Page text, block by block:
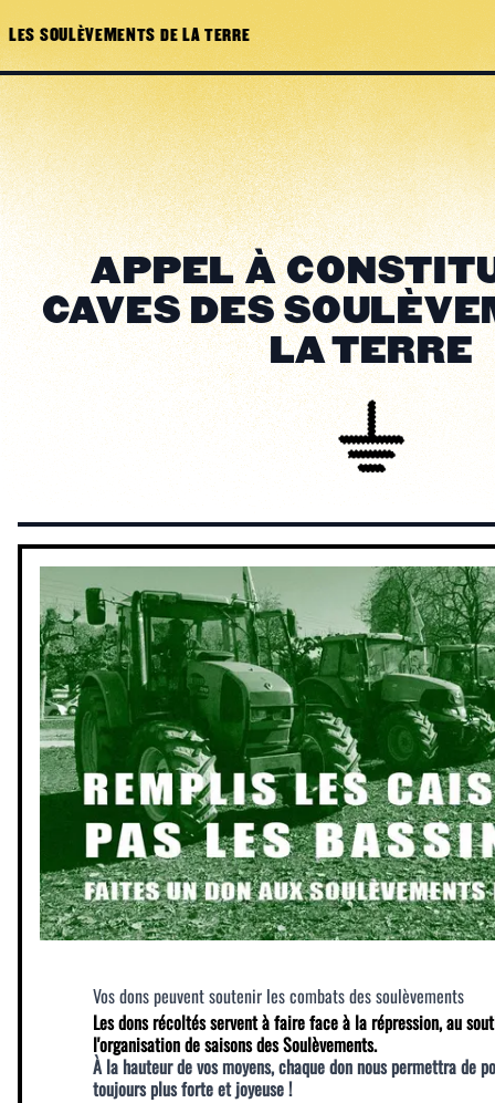
LES SOULÈVEMENTS DE LA TERRE
APPEL À
CAVES DES
LA TERRE
Vos dons peuvent soutenir les combats des soulèvements
Les dons récoltés servent à faire face à la répression, au
l'organisation de saisons des Soulèvements.
À la hauteur de vos moyens, chaque don nous permettra de
toujours plus forte et joyeuse !